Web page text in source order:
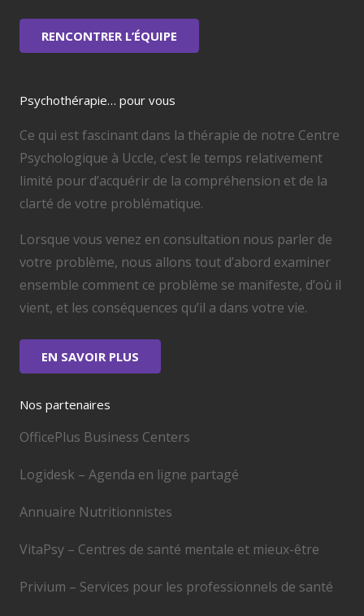
RENCONTRER L’ÉQUIPE
Psychothérapie… pour vous
Ce qui est fascinant dans la thérapie de notre Centre
Psychologique à Uccle, c’est le temps relativement
limité pour d’acquérir de la compréhension et de la
clarté de votre problématique.
Lorsque vous venez en consultation nous parler de
votre problème, nous allons tout d’abord examiner
ensemble comment ce problème se manifeste, d’où il
vient, et les conséquences qu’il a dans votre vie.
EN SAVOIR PLUS
Nos partenaires
OfficePlus Business Centers
Logidesk – Agenda en ligne partagé
Annuaire Nutritionnistes
VitaPsy – Centres de santé mentale et mieux-être
Privium – Services pour les professionnels de santé